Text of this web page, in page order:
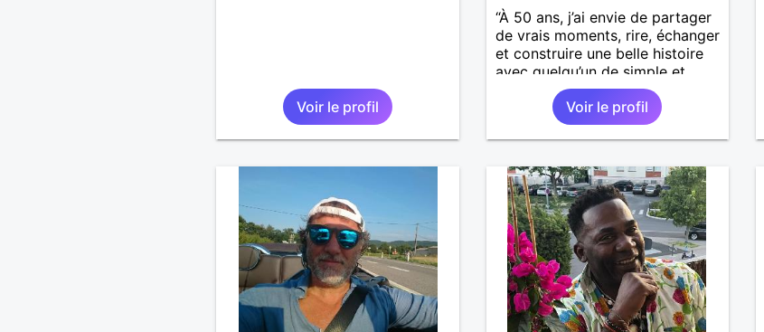
Voir le profil
“À 50 ans, j’ai envie de partager
de vrais moments, rire, échanger
et construire une belle histoire
avec quelqu’un de simple et
Voir le profil